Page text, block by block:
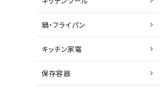
鍋・フライパン
キッチン家電
保存容器